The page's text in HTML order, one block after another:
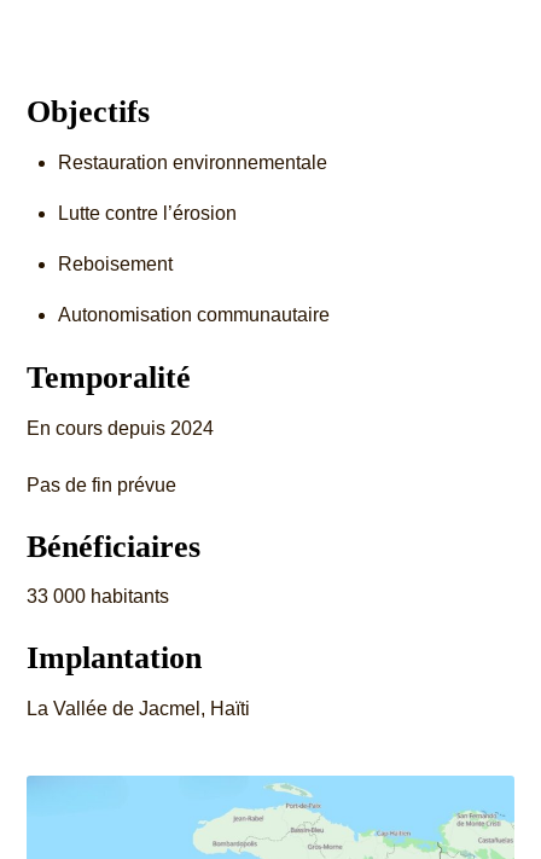
Objectifs
Restauration environnementale
Lutte contre l’érosion
Reboisement
Autonomisation communautaire
Temporalité
En cours depuis 2024
Pas de fin prévue
Bénéficiaires
33 000 habitants
Implantation
La Vallée de Jacmel, Haïti